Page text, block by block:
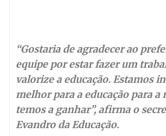
“Gostaria de agradecer ao
equipe por estar fazer um
valorize a educação. Estamos
melhor para a educação para a
temos a ganhar”, afirma o
Evandro da Educação.